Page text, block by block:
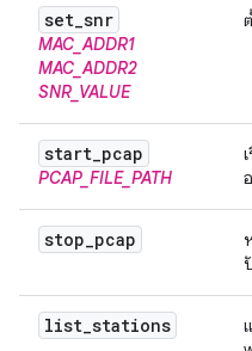
set_snr
MAC_ADDR1
MAC_ADDR2
SNR_VALUE
start_pcap
PCAP_FILE_PATH
stop_pcap
list_stations